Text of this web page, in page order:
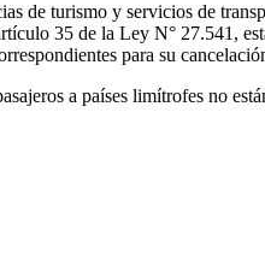
turismo y servicios de
35 de la Ley N° 27.541,
para su
a países limítrofes no